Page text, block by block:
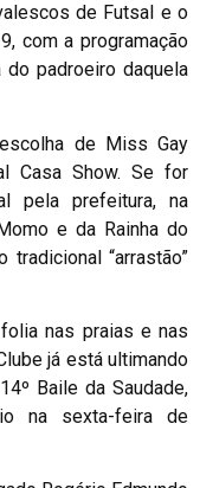
de Futsal e o
com a programação
padroeiro daquela
de Miss Gay
Casa Show. Se for
pela prefeitura, na
e da Rainha do
tradicional “arrastão”
nas praias e nas
já está ultimando
Baile da Saudade,
na sexta-feira de